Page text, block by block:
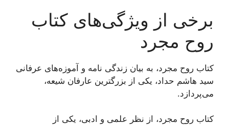
برخی از ویژگی‌های کتاب
روح مجرد
کتاب روح مجرد، به بیان زندگی نامه و آموزه‌های عرفانی
سید هاشم حداد، یکی از بزرگترین عارفان شیعه،
می‌پردازد.
کتاب روح مجرد، از نظر علمی و ادبی، یکی از